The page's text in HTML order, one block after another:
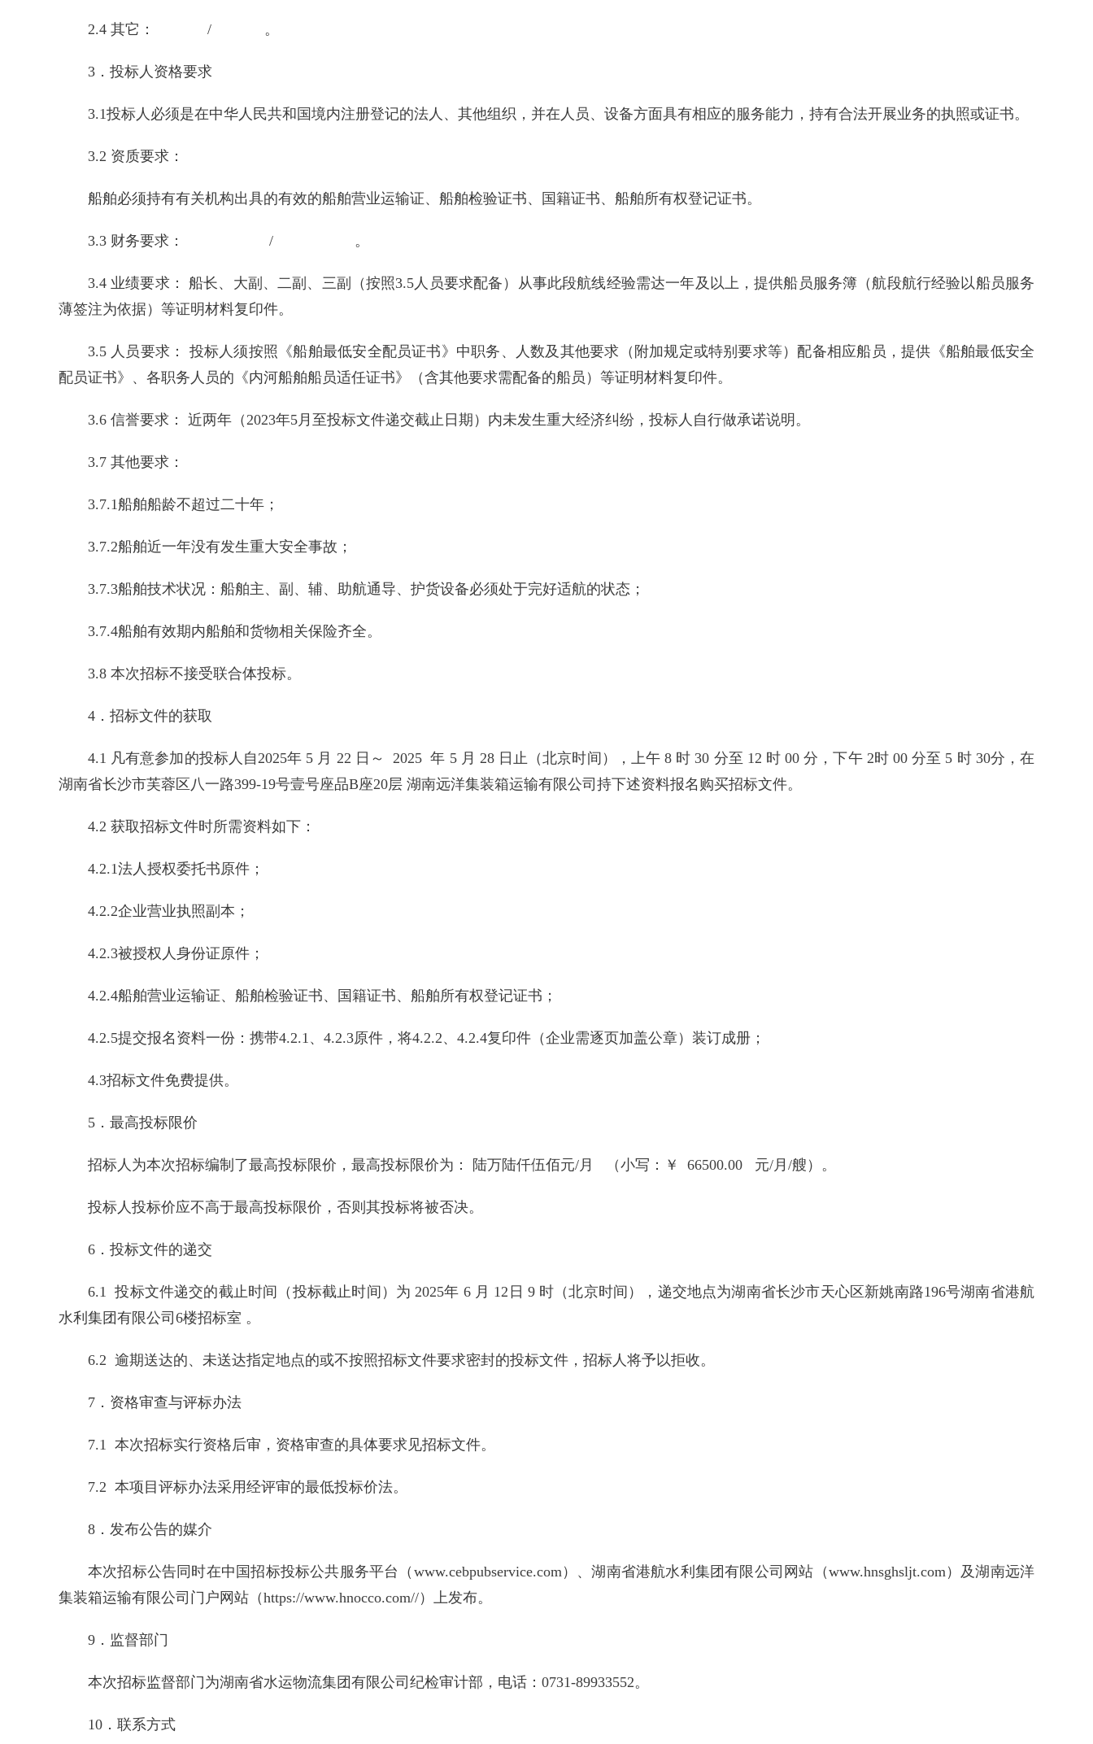
2.4 其它： / 。
3．投标人资格要求
3.1投标人必须是在中华人民共和国境内注册登记的法人、其他组织，并在人员、设备方面具有相应的服务能力，持有合法开展业务的执照或证书。
3.2 资质要求：
船舶必须持有有关机构出具的有效的船舶营业运输证、船舶检验证书、国籍证书、船舶所有权登记证书。
3.3 财务要求： / 。
3.4 业绩要求： 船长、大副、二副、三副（按照3.5人员要求配备）从事此段航线经验需达一年及以上，提供船员服务簿（航段航行经验以船员服务
薄签注为依据）等证明材料复印件。
3.5 人员要求： 投标人须按照《船舶最低安全配员证书》中职务、人数及其他要求（附加规定或特别要求等）配备相应船员，提供《船舶最低安全
配员证书》、各职务人员的《内河船舶船员适任证书》（含其他要求需配备的船员）等证明材料复印件。
3.6 信誉要求： 近两年（2023年5月至投标文件递交截止日期）内未发生重大经济纠纷，投标人自行做承诺说明。
3.7 其他要求：
3.7.1船舶船龄不超过二十年；
3.7.2船舶近一年没有发生重大安全事故；
3.7.3船舶技术状况：船舶主、副、辅、助航通导、护货设备必须处于完好适航的状态；
3.7.4船舶有效期内船舶和货物相关保险齐全。
3.8 本次招标不接受联合体投标。
4．招标文件的获取
4.1 凡有意参加的投标人自2025年 5 月 22 日～ 2025 年 5 月 28 日止（北京时间），上午 8 时 30 分至 12 时 00 分，下午 2时 00 分至 5 时 30分，在
湖南省长沙市芙蓉区八一路399-19号壹号座品B座20层 湖南远洋集装箱运输有限公司持下述资料报名购买招标文件。
4.2 获取招标文件时所需资料如下：
4.2.1法人授权委托书原件；
4.2.2企业营业执照副本；
4.2.3被授权人身份证原件；
4.2.4船舶营业运输证、船舶检验证书、国籍证书、船舶所有权登记证书；
4.2.5提交报名资料一份：携带4.2.1、4.2.3原件，将4.2.2、4.2.4复印件（企业需逐页加盖公章）装订成册；
4.3招标文件免费提供。
5．最高投标限价
招标人为本次招标编制了最高投标限价，最高投标限价为： 陆万陆仟伍佰元/月 （小写：￥ 66500.00 元/月/艘）。
投标人投标价应不高于最高投标限价，否则其投标将被否决。
6．投标文件的递交
6.1 投标文件递交的截止时间（投标截止时间）为 2025年 6 月 12日 9 时（北京时间），递交地点为湖南省长沙市天心区新姚南路196号湖南省港航
水利集团有限公司6楼招标室 。
6.2 逾期送达的、未送达指定地点的或不按照招标文件要求密封的投标文件，招标人将予以拒收。
7．资格审查与评标办法
7.1 本次招标实行资格后审，资格审查的具体要求见招标文件。
7.2 本项目评标办法采用经评审的最低投标价法。
8．发布公告的媒介
本次招标公告同时在中国招标投标公共服务平台（www.cebpubservice.com）、湖南省港航水利集团有限公司网站（www.hnsghsljt.com）及湖南远洋
集装箱运输有限公司门户网站（https://www.hnocco.com//）上发布。
9．监督部门
本次招标监督部门为湖南省水运物流集团有限公司纪检审计部，电话：0731-89933552。
10．联系方式